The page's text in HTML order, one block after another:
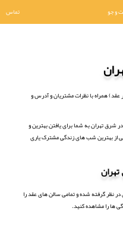
و جو تماس
همراه با نظرات مشتریان و آدرس و
شرق تهران به شما برای یافتن بهترین و
بهترین شب های زندگی مشترک یاری
نظر گرفته شده و تمامی سالن های عقد را
ها را مشاهده کنید.